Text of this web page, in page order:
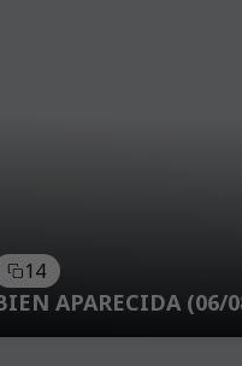
14
APARECIDA (06/